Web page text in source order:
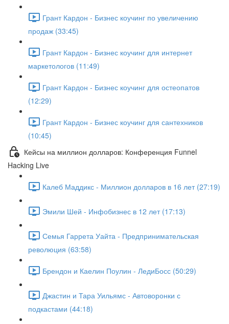
Грант Кардон - Бизнес коучинг по увеличению
продаж (33:45)
Грант Кардон - Бизнес коучинг для интернет
маркетологов (11:49)
Грант Кардон - Бизнес коучинг для остеопатов
(12:29)
Грант Кардон - Бизнес коучинг для сантехников
(10:45)
Кейсы на миллион долларов: Конференция Funnel
Hacking Live
Калеб Маддикс - Миллион долларов в 16 лет (27:19)
Эмили Шей - Инфобизнес в 12 лет (17:13)
Семья Гаррета Уайта - Предпринимательская
революция (63:58)
Брендон и Каелин Поулин - ЛедиБосс (50:29)
Джастин и Тара Уильямс - Автоворонки с
подкастами (44:18)